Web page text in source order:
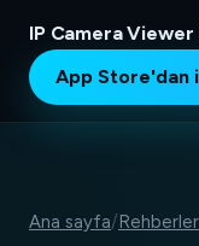
IP Camera
App Store'dan
Ana sayfa/Rehberler